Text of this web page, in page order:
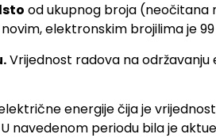
od ukupnog broja (neočitana
elektronskim brojilima je
Vrijednost radova na
energije čija je
periodu bila je